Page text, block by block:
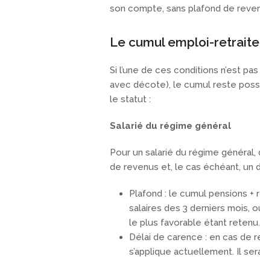
son compte, sans plafond de
Le cumul emploi-
Si l’une de ces conditions n’est
avec décote), le cumul reste
le statut :
Salarié du régime général
Pour un salarié du régime
de revenus et, le cas échéant, un
Plafond : le cumul pensions
salaires des 3 derniers mois,
le plus favorable étant retenu.
Délai de carence : en cas de
s’applique actuellement. Il